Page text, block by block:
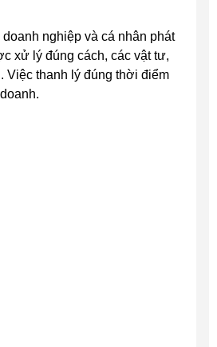
nghiệp và cá nhân phát
xử lý đúng cách, các vật tư,
Việc thanh lý đúng thời điểm